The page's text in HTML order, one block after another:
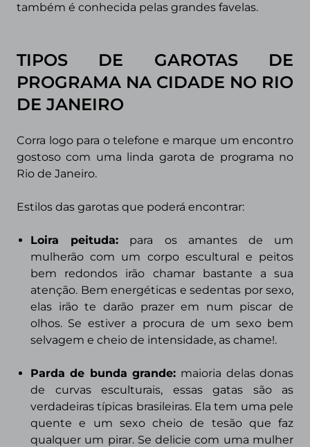
também é conhecida pelas grandes favelas.
TIPOS DE GAROTAS DE
PROGRAMA NA CIDADE NO RIO
DE JANEIRO
Corra logo para o telefone e marque um encontro
gostoso com uma linda garota de programa no
Rio de Janeiro.
Estilos das garotas que poderá encontrar:
Loira peituda: para os amantes de um
mulherão com um corpo escultural e peitos
bem redondos irão chamar bastante a sua
atenção. Bem energéticas e sedentas por sexo,
elas irão te darão prazer em num piscar de
olhos. Se estiver a procura de um sexo bem
selvagem e cheio de intensidade, as chame!.
Parda de bunda grande: maioria delas donas
de curvas esculturais, essas gatas são as
verdadeiras típicas brasileiras. Ela tem uma pele
quente e um sexo cheio de tesão que faz
qualquer um pirar. Se delicie com uma mulher